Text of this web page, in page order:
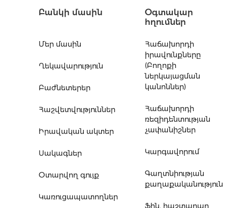
Բանկի մասին
Մեր մասին
Ղեկավարություն
Բաժնետերեր
Հաշվետվություններ
Իրավական ակտեր
Սակագներ
Օտարվող գույք
Կառուցապատողներ
Օգտակար
հղումներ
Հաճախորդի
իրավունքները
(Բողոքի
ներկայացման
կանոններ)
Հաճախորդի
ռեզիդենտության
չափանիշներ
Կարգավորում
Գաղտնիության
քաղաքականություն
Ֆին. հաշտարար